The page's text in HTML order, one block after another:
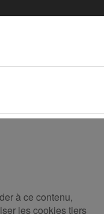
à ce contenu,
les cookies tiers